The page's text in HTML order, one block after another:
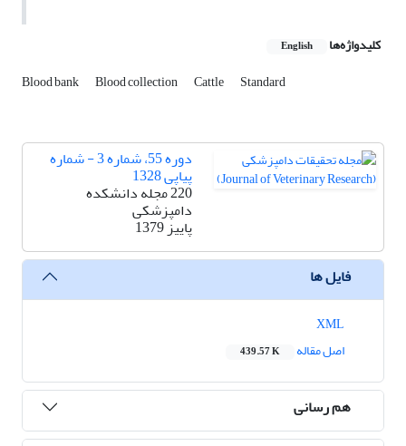
کلیدواژه‌ها English
Blood bank Blood collection Cattle Standard
دوره 55، شماره 3 - شماره
پیاپی 1328
220 مجله دانشکده
دامپزشکی
پاییز 1379
فایل ها
اصل مقاله
439.57 K
هم رسانی